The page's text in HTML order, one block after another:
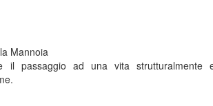
Mannoia
passaggio ad una vita strutturalmente